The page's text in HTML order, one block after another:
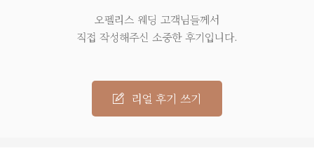
오펠리스 웨딩 고객님들께서
직접 작성해주신 소중한 후기입니다.
리얼 후기 쓰기